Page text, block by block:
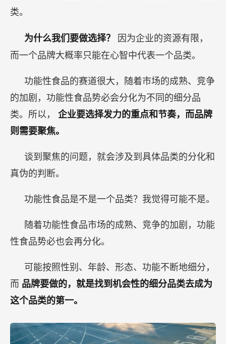
找到正确的品类之后，更关键的是选择正确的品
类。
为什么我们要做选择？因为企业的资源有限，
而一个品牌大概率只能在心智中代表一个品类。
功能性食品的赛道很大，随着市场的成熟、竞争
的加剧，功能性食品势必会分化为不同的细分品
类。所以，企业要选择发力的重点和节奏，而品牌
谈到聚焦的问题，就会涉及到具体品类的分化和
真伪的判断。
功能性食品是不是一个品类？我觉得可能不是。